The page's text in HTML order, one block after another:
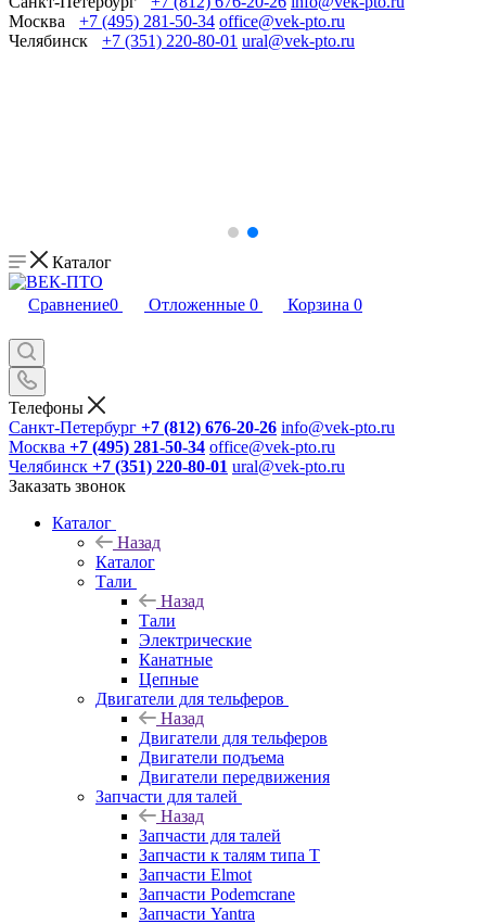
Москва
+7 (495) 281-50-34 office@vek-pto.ru
Челябинск
+7 (351) 220-80-01 ural@vek-pto.ru
Каталог
Сравнение0 Отложенные 0 Корзина 0
Телефоны
Санкт-Петербург +7 (812) 676-20-26 info@vek-pto.ru
Москва +7 (495) 281-50-34 office@vek-pto.ru
Челябинск +7 (351) 220-80-01 ural@vek-pto.ru
Заказать звонок
Каталог
Назад
Каталог
Тали
Назад
Тали
Электрические
Канатные
Цепные
Двигатели для тельферов
Назад
Двигатели для тельферов
Двигатели подъема
Двигатели передвижения
Запчасти для талей
Назад
Запчасти для талей
Запчасти к талям типа Т
Запчасти Elmot
Запчасти Podemcrane
Запчасти Yantra